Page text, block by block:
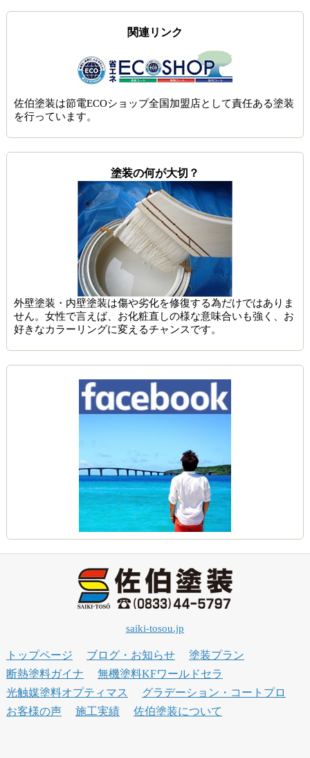
関連リンク
佐伯塗装は節電ECOショップ全国加盟店として責任ある塗装
を行っています。
塗装の何が大切？
外壁塗装・内壁塗装は傷や劣化を修復する為だけではありま
せん。女性で言えば、お化粧直しの様な意味合いも強く、お
好きなカラーリングに変えるチャンスです。
saiki-tosou.jp
トップページ ブログ・お知らせ
塗装プラン
断熱塗料ガイナ
無機塗料KFワールドセラ
光触媒塗料オプティマス
グラデーション・コートプロ
お客様の声
施工実績 佐伯塗装について